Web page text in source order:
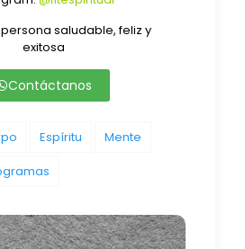
saludable, feliz y
exitosa
Contáctanos
Espíritu Mente